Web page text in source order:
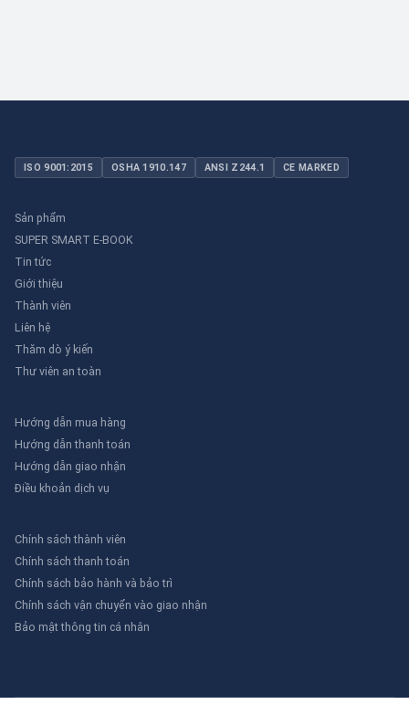
ISO 9001:2015 OSHA 1910.147 ANSI Z244.1 CE MARKED
Sản phẩm
SUPER SMART E-BOOK
Tin tức
Giới thiệu
Thành viên
Liên hệ
Thăm dò ý kiến
Thư viên an toàn
Hướng dẫn mua hàng
Hướng dẫn thanh toán
Hướng dẫn giao nhận
Điều khoản dịch vụ
Chính sách thành viên
Chính sách thanh toán
Chính sách bảo hành và bảo trì
Chính sách vận chuyển vào giao nhận
Bảo mật thông tin cá nhân